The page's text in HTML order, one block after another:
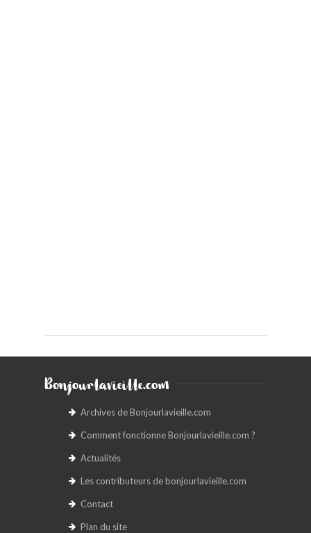
Bonjourlavieille.com
Archives de Bonjourlavieille.com
Comment fonctionne Bonjourlavieille.com ?
Actualités
Les contributeurs de bonjourlavieille.com
Contact
Plan du site